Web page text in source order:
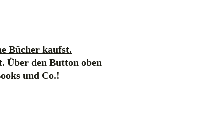
Bücher kaufst.
Über den Button oben
und Co.!